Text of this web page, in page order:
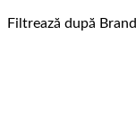
Filtrează după Brand